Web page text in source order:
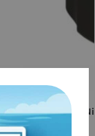
Tappo M26